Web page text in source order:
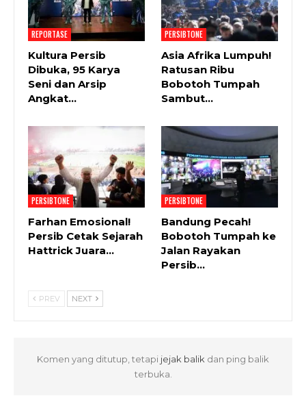
REPORTASE
Kultura Persib
Dibuka, 95 Karya
Seni dan Arsip
Angkat…
PERSIBTONE
Asia Afrika Lumpuh!
Ratusan Ribu
Bobotoh Tumpah
Sambut…
PERSIBTONE
Farhan Emosional!
Persib Cetak Sejarah
Hattrick Juara…
PERSIBTONE
Bandung Pecah!
Bobotoh Tumpah ke
Jalan Rayakan
Persib…
PREV NEXT
Komen yang ditutup, tetapi jejak balik dan ping balik
terbuka.